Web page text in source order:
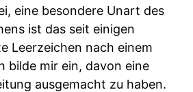
eine besondere Unart des
ist das seit einigen
Leerzeichen nach einem
bilde mir ein, davon eine
ausgemacht zu haben.